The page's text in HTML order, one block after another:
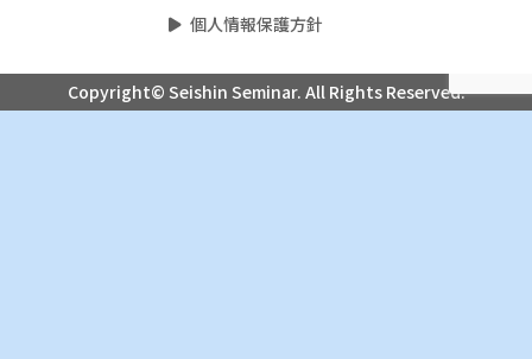
個人情報保護方針
Copyright© Seishin Seminar. All Rights Reserved.